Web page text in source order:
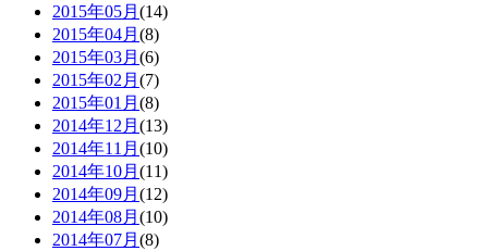
2015年05月 (14)
2015年04月 (8)
2015年03月 (6)
2015年02月 (7)
2015年01月 (8)
2014年12月 (13)
2014年11月 (10)
2014年10月 (11)
2014年09月 (12)
2014年08月 (10)
2014年07月 (8)